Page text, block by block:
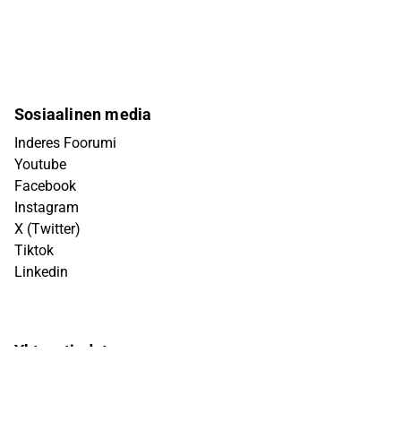
Sosiaalinen media
Inderes Foorumi
Youtube
Facebook
Instagram
X (Twitter)
Tiktok
Linkedin
Yhteystiedot